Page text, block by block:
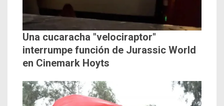
Una cucaracha "velociraptor"
interrumpe función de Jurassic World
en Cinemark Hoyts